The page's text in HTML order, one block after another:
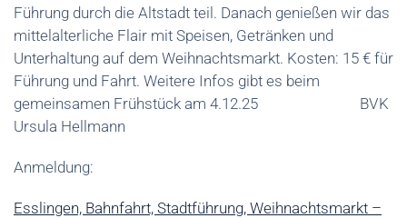
Führung durch die Altstadt teil. Danach genießen wir das
mittelalterliche Flair mit Speisen, Getränken und
Unterhaltung auf dem Weihnachtsmarkt. Kosten: 15 € für
Führung und Fahrt. Weitere Infos gibt es beim
gemeinsamen Frühstück am 4.12.25 BVK
Ursula Hellmann
Anmeldung:
Esslingen, Bahnfahrt, Stadtführung, Weihnachtsmarkt –